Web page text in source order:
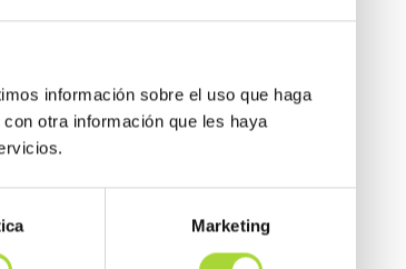
información sobre el uso que haga
otra información que les haya
Marketing